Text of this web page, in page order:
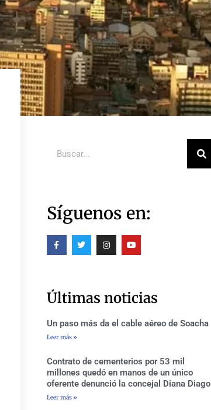
Síguenos en:
F
a
c
k
-
T
w
i
I
n
s
a
m
Y
o
u
Últimas noticias
Un paso más da el cable aéreo de Soacha
Leer más »
Contrato de cementerios por 53 mil
millones quedó en manos de un único
oferente denunció la concejal Diana Diago
Leer más »